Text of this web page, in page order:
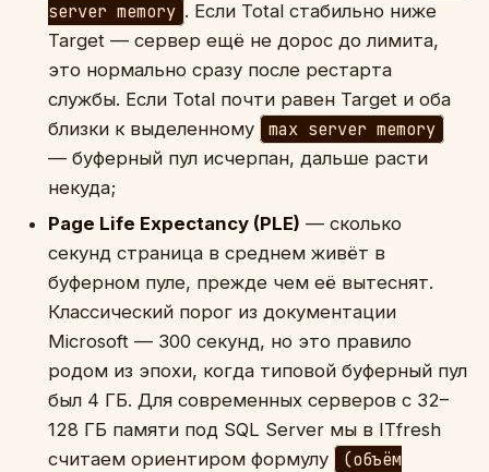
server memory . Если Total стабильно ниже
Target — сервер ещё не дорос до лимита,
это нормально сразу после рестарта
службы. Если Total почти равен Target и оба
близки к выделенному
max server memory
— буферный пул исчерпан, дальше расти
некуда;
Page Life Expectancy (PLE) — сколько
секунд страница в среднем живёт в
буферном пуле, прежде чем её вытеснят.
Классический порог из документации
Microsoft — 300 секунд, но это правило
родом из эпохи, когда типовой буферный пул
был 4 ГБ. Для современных серверов с 32–
128 ГБ памяти под SQL Server мы в ITfresh
считаем ориентиром формулу
(объём